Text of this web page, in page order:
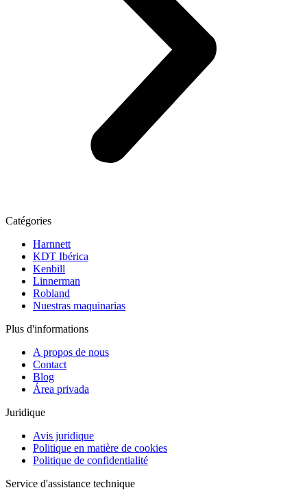
Catégories
Harnnett
KDT Ibérica
Kenbill
Linnerman
Robland
Nuestras maquinarias
Plus d'informations
A propos de nous
Contact
Blog
Área privada
Juridique
Avis juridique
Politique en matière de cookies
Politique de confidentialité
Service d'assistance technique